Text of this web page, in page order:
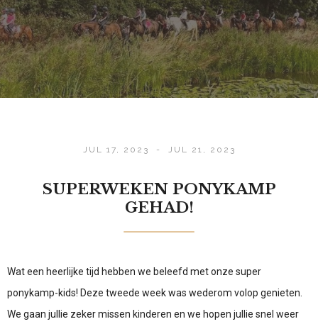
JUL 17, 2023 - JUL 21, 2023
SUPERWEKEN PONYKAMP
GEHAD!
Wat een heerlijke tijd hebben we beleefd met onze super
ponykamp-kids! Deze tweede week was wederom volop genieten.
We gaan jullie zeker missen kinderen en we hopen jullie snel weer